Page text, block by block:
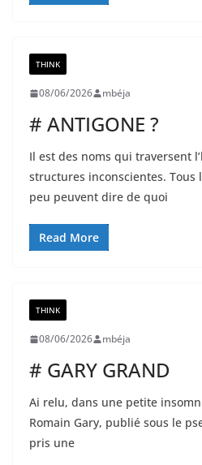
THINK
08/06/2026 mbéja
# ANTIGONE ?
Il est des noms qui traversent
structures inconscientes. Tous
peu peuvent dire de quoi
Read More
THINK
08/06/2026 mbéja
# GARY GRAND
Ai relu, dans une petite
Romain Gary, publié sous le
pris une